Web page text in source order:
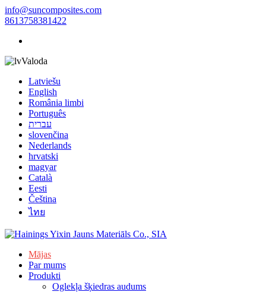
info@suncomposites.com
8613758381422
Valoda
Latviešu
English
România limbi
Português
עברית
slovenčina
Nederlands
hrvatski
magyar
Català
Eesti
Čeština
ไทย
Mājas
Par mums
Produkti
Oglekļa šķiedras audums